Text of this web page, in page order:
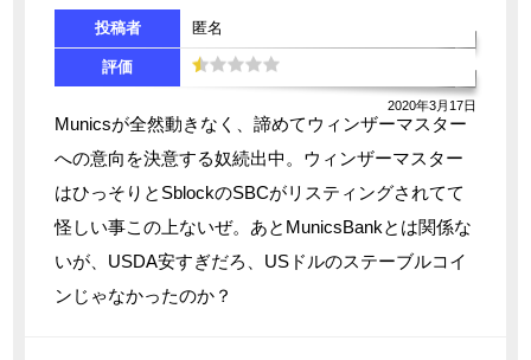
投稿者 匿名
評価
2020年3月17日
Municsが全然動きなく、諦めてウィンザーマスター
への意向を決意する奴続出中。ウィンザーマスター
はひっそりとSblockのSBCがリスティングされてて
怪しい事この上ないぜ。あとMunicsBankとは関係な
いが、USDA安すぎだろ、USドルのステーブルコイ
ンじゃなかったのか？